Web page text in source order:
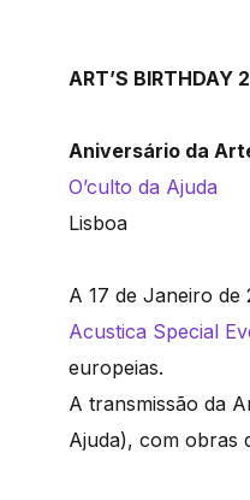
ART’S BIRTHDAY
Aniversário da
O’culto da Ajuda
Lisboa
A 17 de Janeiro
Acustica Special
europeias.
A transmissão da
Ajuda), com obras